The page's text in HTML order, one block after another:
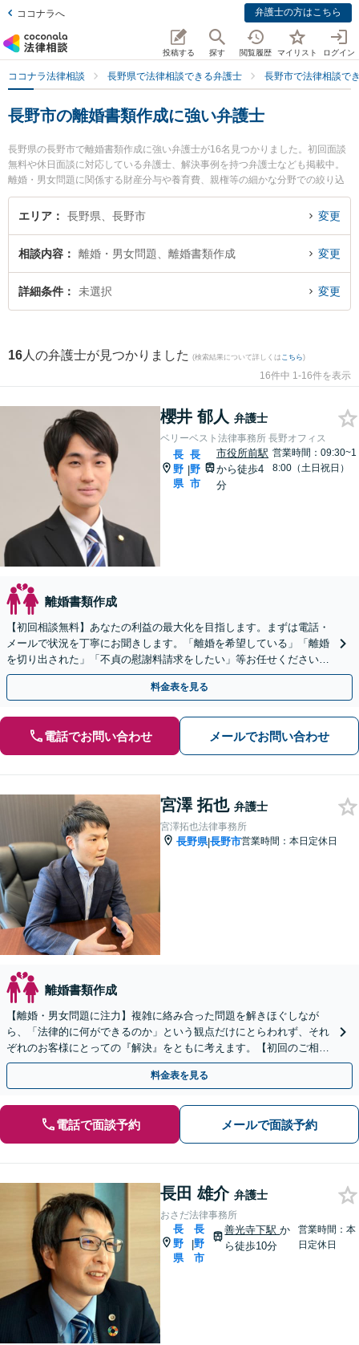
ココナラへ 弁護士の方はこちら
投稿する 探す 閲覧履歴 マイリスト ログイン
ココナラ法律相談 長野県で法律相談できる弁護士 長野市で法律相談で
長野市の離婚書類作成に強い弁護士
長野県の長野市で離婚書類作成に強い弁護士が16名見つかりました。初回面談
無料や休日面談に対応している弁護士、解決事例を持つ弁護士なども掲載中。
離婚・男女問題に関係する財産分与や養育費、親権等の細かな分野での絞り込
み検索もでき便利です。特にベリーベスト法律事務所 長野オフィスの櫻井 郁人
弁護士や宮澤拓也法律事務所の宮澤 拓也弁護士、おさだ法律事務所の長田 雄介
したい』『離婚書類作成のトラブル解決の実績豊富な近くの弁護士を検索した
い』『初回相談無料で離婚書類作成を法律相談できる長野市内の弁護士に相談
予約したい』などでお困りの相談者さんにおすすめです。
エリア 長野県、長野市 変更
相談内容 離婚・男女問題、離婚書類作成 変更
詳細条件 未選択 変更
16 人の弁護士が見つかりました (検索結果について詳しくは こちら)
16件中 1-16件を表示
櫻井 郁人 弁護士
ベリーベスト法律事務所 長野オフィス
長
野
県
|
長
野
市
市役所前駅
から徒歩4
分
営業時間：09:30~1
8:00（土日祝日）
離婚書類作成
【初回相談無料】あなたの利益の最大化を目指します。まずは電話・
メールで状況を丁寧にお聞きします。「離婚を希望している」「離婚
を切り出された」「不貞の慰謝料請求をしたい」等お任せください。
【リーズナブルな料金設定】
料金表を見る
電話でお問い合わせ メールでお問い合わせ
宮澤 拓也 弁護士
宮澤拓也法律事務所
長野県|長野市営業時間：本日定休日
離婚書類作成
【離婚・男女問題に注力】複雑に絡み合った問題を解きほぐしなが
ら、「法律的に何ができるのか」という観点だけにとらわれず、それ
ぞれのお客様にとっての『解決』をともに考えます。【初回のご相談
30分無料】【オンライン相談可能】
料金表を見る
電話で面談予約 メールで面談予約
長田 雄介 弁護士
おさだ法律事務所
長
野
県
|
長
野
市
善光寺下駅か
ら徒歩10分
営業時間：本
日定休日